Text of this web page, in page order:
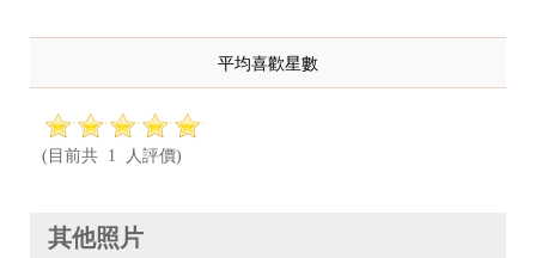
平均喜歡星數
(目前共 1 人評價)
其他照片